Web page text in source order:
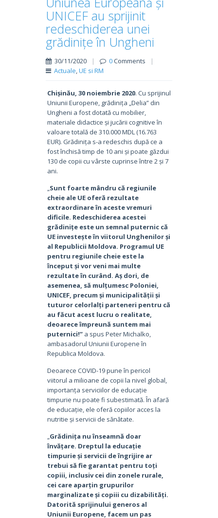
UNICEF au sprijinit
redeschiderea unei
grădinițe în Ungheni
30/11/2020 | 0Comments
|
Actuale,UE si RM
Chișinău, 30 noiembrie 2020. Cu sprijinul
Uniunii Europene, grădinița „Delia” din
Ungheni a fost dotată cu mobilier,
materiale didactice și jucării cognitive în
valoare totală de 310.000 MDL (16.763
EUR). Grădinița s-a redeschis după ce a
fost închisă timp de 10 ani și poate găzdui
130 de copii cu vârste cuprinse între 2 și 7
ani.
„Sunt foarte mândru că regiunile
cheie ale UE oferă rezultate
extraordinare în aceste vremuri
dificile. Redeschiderea acestei
grădinițe este un semnal puternic că
UE investește în viitorul Unghenilor și
al Republicii Moldova. Programul UE
pentru regiunile cheie este la
început și vor veni mai multe
rezultate în curând. Aș dori, de
asemenea, să mulțumesc Poloniei,
UNICEF, precum și municipalității și
tuturor celorlalți parteneri pentru că
au făcut acest lucru o realitate,
deoarece împreună suntem mai
puternici!”a spus Peter Michalko,
ambasadorul Uniunii Europene în
Republica Moldova.
Deoarece COVID-19 pune în pericol
viitorul a milioane de copii la nivel global,
importanța serviciilor de educație
timpurie nu poate fi subestimată. În afară
de educație, ele oferă copiilor acces la
nutritie și servicii de sănătate.
„Grădinița nu înseamnă doar
învățare. Dreptul la educație
timpurie și servicii de îngrijire ar
trebui să fie garantat pentru toți
copiii, inclusiv cei din zonele rurale,
cei care aparțin grupurilor
marginalizate și copiii cu dizabilități.
Datorită sprijinului generos al
Uniunii Europene, facem un pas